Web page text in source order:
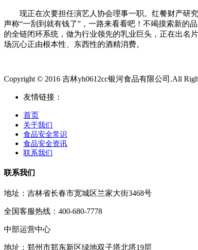
现正在次要担任演艺人协会理事一职。红餐财产研究
声称“一刮到就有钱了”，一路来看看吧！不竭摸索新的
的全链闭环系统，做为行业领先的乳业巨头，正在出名
场沉心正由根本性、东西性的酒精消费。
Copyright © 2016 吉林yh0612cc银河食品有限公司.All
友情链接：
首页
关于我们
食品安全常识
食品安全资讯
联系我们
联系我们
地址：吉林省长春市宽城区兰家大街3468号
全国客服热线：400-680-7778
中部运营中心
地址：郑州市郑东新区绿地双子塔北塔19层